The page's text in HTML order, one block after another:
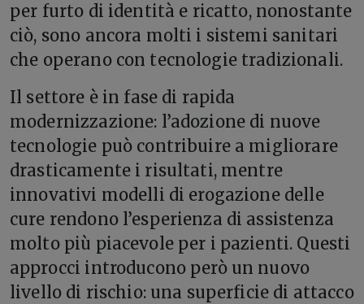
per furto di identità e ricatto, nonostante
ciò, sono ancora molti i sistemi sanitari
che operano con tecnologie tradizionali.
Il settore è in fase di rapida
modernizzazione: l’adozione di nuove
tecnologie può contribuire a migliorare
drasticamente i risultati, mentre
innovativi modelli di erogazione delle
cure rendono l’esperienza di assistenza
molto più piacevole per i pazienti. Questi
approcci introducono però un nuovo
livello di rischio: una superficie di attacco